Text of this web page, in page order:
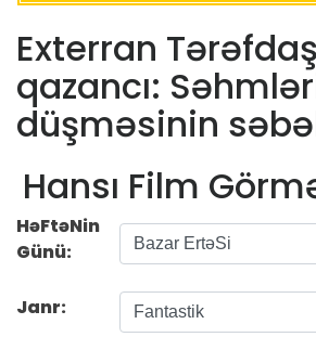
Exterran
qazancı:
düşməsinin
Hansı Film
HəFtəNin
Günü:
Janr: